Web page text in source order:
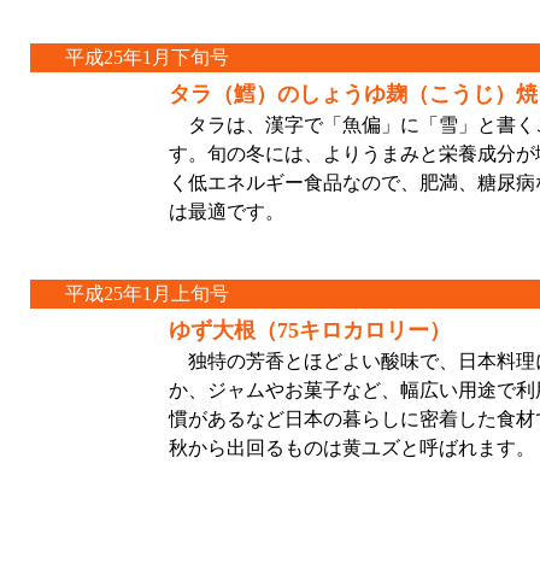
平成25年1月下旬号
タラ（鱈）のしょうゆ麹（こうじ）
タラは、漢字で「魚偏」に「雪」と書
す。旬の冬には、よりうまみと栄養成分
く低エネルギー食品なので、肥満、糖尿
は最適です。
平成25年1月上旬号
ゆず大根（75キロカロリー）
独特の芳香とほどよい酸味で、日本料
か、ジャムやお菓子など、幅広い用途で
慣があるなど日本の暮らしに密着した食
秋から出回るものは黄ユズと呼ばれます。